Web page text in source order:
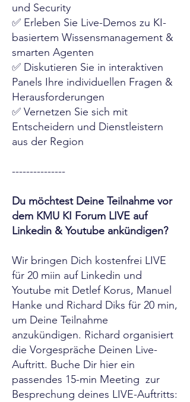
und Security
✅ Erleben Sie Live-Demos zu KI-
basiertem Wissensmanagement &
smarten Agenten
✅ Diskutieren Sie in interaktiven
Panels Ihre individuellen Fragen &
Herausforderungen
✅ Vernetzen Sie sich mit
Entscheidern und Dienstleistern
aus der Region
---------------
Du möchtest Deine Teilnahme vor
dem KMU KI Forum LIVE auf
Linkedin & Youtube ankündigen?
Wir bringen Dich kostenfrei LIVE
für 20 miin auf Linkedin und
Youtube mit Detlef Korus, Manuel
Hanke und Richard Diks für 20 min,
um Deine Teilnahme
anzukündigen. Richard organisiert
die Vorgespräche Deinen Live-
Auftritt. Buche Dir hier ein
passendes 15-min Meeting zur
Besprechung deines LIVE-Auftritts: